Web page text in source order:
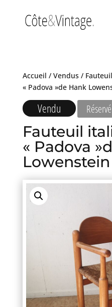
Accueil / Vendus/
« Padova »de Hank
Vendu Réservé
Fauteuil
« Padova
Lowenstein